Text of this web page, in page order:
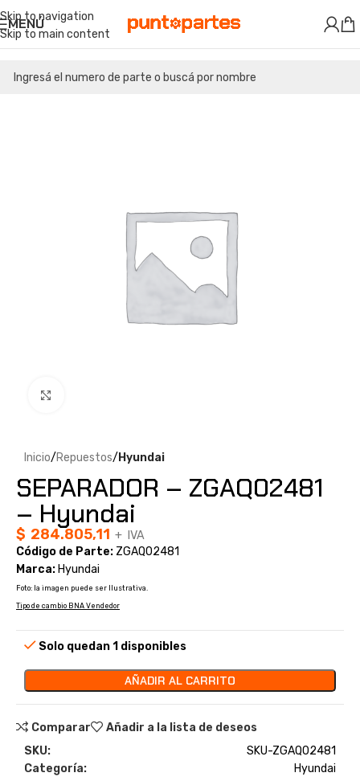
Skip to navigation
Skip to main content
MENÚ
Inicio Repuestos Hyundai
SEPARADOR – ZGAQ02481
– Hyundai
$ 284.805,11 + IVA
Código de Parte: ZGAQ02481
Marca: Hyundai
Foto: la imagen puede ser Ilustrativa.
Tipo de cambio BNA Vendedor
Solo quedan 1 disponibles
AÑADIR AL CARRITO
Comparar
Añadir a la lista de deseos
SKU:
SKU-ZGAQ02481
Categoría:
Hyundai